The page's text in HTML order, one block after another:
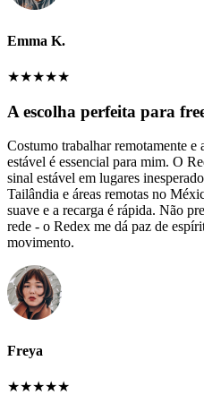
Emma K.
★★★★★
A escolha perfeita para
Costumo trabalhar remotamente e
estável é essencial para mim. O
sinal estável em lugares
Tailândia e áreas remotas no
suave e a recarga é rápida. Não
rede - o Redex me dá paz de
movimento.
Freya
★★★★★